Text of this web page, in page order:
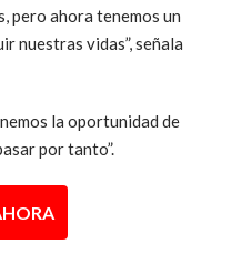
pero ahora tenemos un
nuestras vidas”, señala
la oportunidad de
por tanto”.